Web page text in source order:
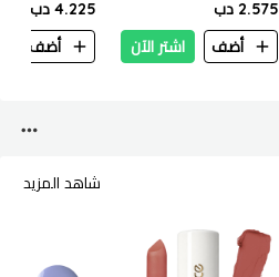
2.575 دب
أضف
اشتر الآن
030 30 مل - بيج رملي
4.225 دب
أضف
شاهد المزيد